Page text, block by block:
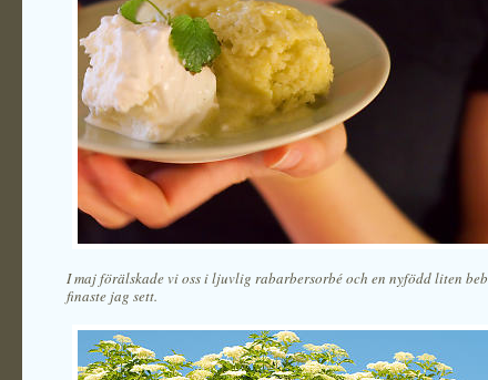
I maj förälskade vi oss i ljuvlig rabarbersorbé och en nyfödd liten
finaste jag sett.